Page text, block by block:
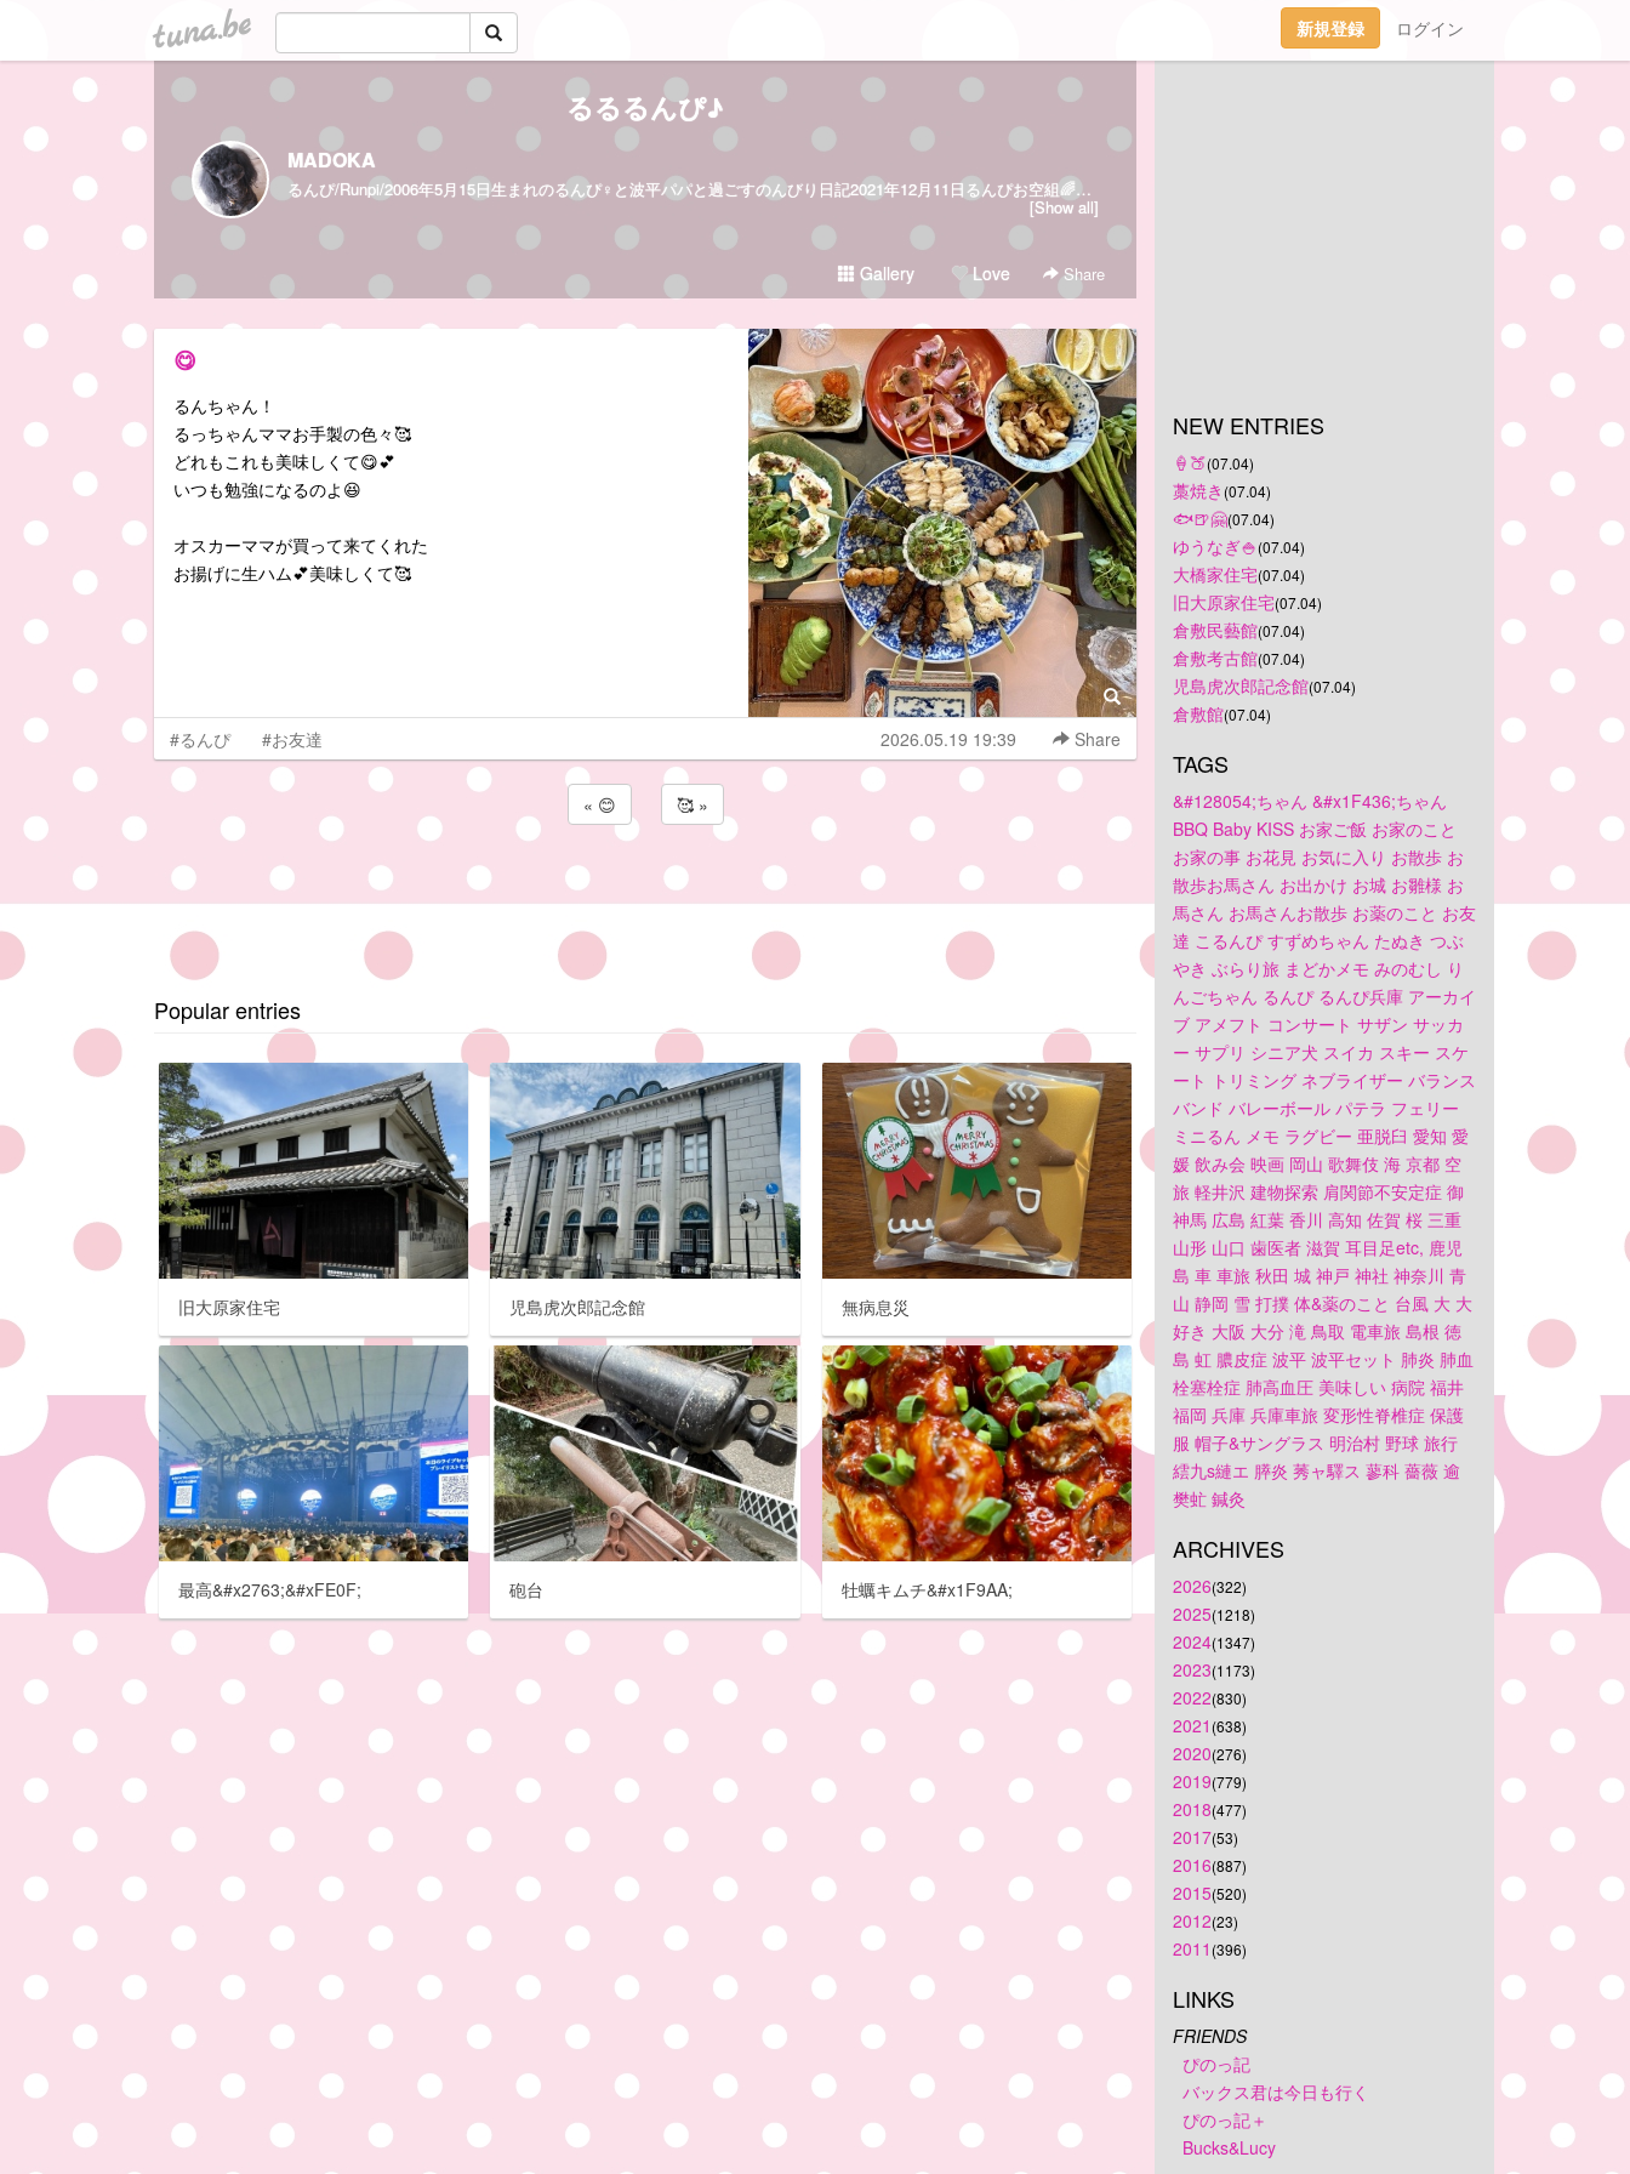
tuna.be 新規登録 ログイン
るるるんぴ♪
MADOKA
るんぴ/Runpi/2006年5月15日生まれのるんぴ♀と波平パパと過ごすのんびり日記2021年12月11日るんぴお空組🌈15年7ヶ月ありがとー！
[Show all]
Gallery Love Share
😋
るんちゃん！
るっちゃんママお手製の色々🥰
どれもこれも美味しくて😋💕
いつも勉強になるのよ😆
オスカーママが買って来てくれた
お揚げに生ハム💕美味しくて🥰
#るんぴ #お友達 2026.05.19 19:39 Share
« 😊 🥰 »
Popular entries
旧大原家住宅 児島虎次郎記念館 無病息災
最高&#x2763;&#xFE0F; 砲台 牡蠣キムチ&#x1F9AA;
NEW ENTRIES
‪🍦‬🍑(07.04)
藁焼き (07.04)
🐟🍺🤗(07.04)
ゆうなぎ🍚(07.04)
大橋家住宅(07.04)
旧大原家住宅(07.04)
倉敷民藝館(07.04)
倉敷考古館(07.04)
児島虎次郎記念館(07.04)
倉敷館(07.04)
TAGS
&#128054;ちゃん &#x1F436;ちゃん
BBQ Baby KISS お家ご飯 お家のこと
お家の事 お花見 お気に入り お散歩 お
散歩お馬さん お出かけ お城 お雛様 お
馬さん お馬さんお散歩 お薬のこと お友
達 こるんぴ すずめちゃん たぬき つぶ
やき ぶらり旅 まどかメモ みのむし り
んごちゃん るんぴ るんぴ兵庫 アーカイ
ブ アメフト コンサート サザン サッカ
ー サプリ シニア犬 スイカ スキー スケ
ート トリミング ネブライザー バランス
バンド バレーボール パテラ フェリー
ミニるん メモ ラグビー 亜脱臼 愛知 愛
媛 飲み会 映画 岡山 歌舞伎 海 京都 空
旅 軽井沢 建物探索 肩関節不安定症 御
神馬 広島 紅葉 香川 高知 佐賀 桜 三重
山形 山口 歯医者 滋賀 耳目足etc, 鹿児
島 車 車旅 秋田 城 神戸 神社 神奈川 青
山 静岡 雪 打撲 体&薬のこと 台風 大 大
好き 大阪 大分 滝 鳥取 電車旅 島根 徳
島 虹 膿皮症 波平 波平セット 肺炎 肺血
栓塞栓症 肺高血圧 美味しい 病院 福井
福岡 兵庫 兵庫車旅 変形性脊椎症 保護
服 帽子&サングラス 明治村 野球 旅行
繧九s縺エ 膵炎 莠ャ驛ス 蓼科 薔薇 逾
樊虻 鍼灸
ARCHIVES
2026(322)
2025(1218)
2024(1347)
2023(1173)
2022(830)
2021 (638)
2020(276)
2019(779)
2018(477)
2017(53)
2016(887)
2015(520)
2012(23)
2011 (396)
LINKS
FRIENDS
ぴのっ記
バックス君は今日も行く
ぴのっ記＋
Bucks&Lucy